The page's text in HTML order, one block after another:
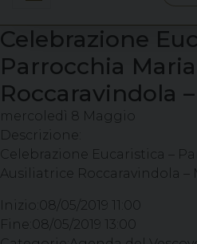
per:
Celebrazione
Parrocchia
Roccaravindola
mercoledì 8 Maggio
Descrizione:
Celebrazione Eucaristica –
Ausiliatrice Roccaravindola –
Inizio: 08/05/2019 11:00
Fine: 08/05/2019 13:00